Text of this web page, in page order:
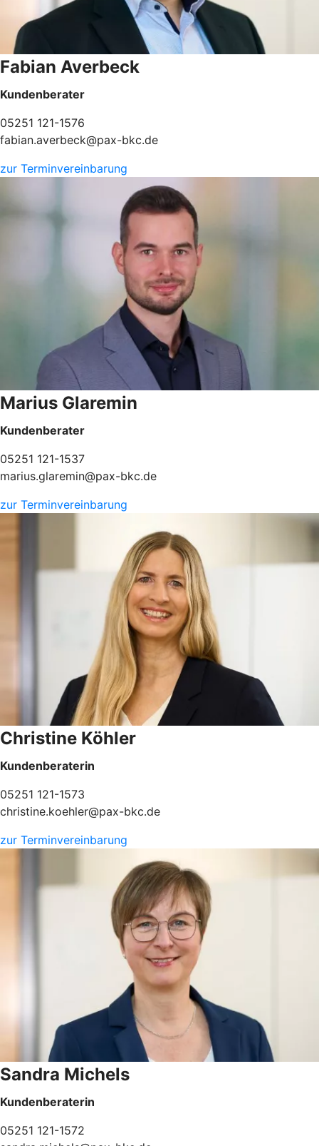
Fabian Averbeck
Kundenberater
05251 121-1576
fabian.averbeck@pax-bkc.de
zur Terminvereinbarung
Marius Glaremin
Kundenberater
05251 121-1537
marius.glaremin@pax-bkc.de
zur Terminvereinbarung
Christine Köhler
Kundenberaterin
05251 121-1573
christine.koehler@pax-bkc.de
zur Terminvereinbarung
Sandra Michels
Kundenberaterin
05251 121-1572